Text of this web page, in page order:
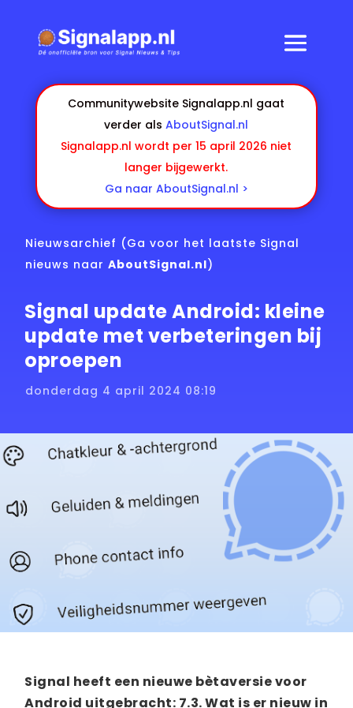
Communitywebsite Signalapp.nl gaat
verder alsAboutSignal.nl
Signalapp.nl wordt per 15 april 2026 niet
langer bijgewerkt.
Ga naar AboutSignal.nl >
Nieuwsarchief (Ga voor het laatste Signal
nieuws naarAboutSignal.nl)
Signal update Android: kleine
update met verbeteringen bij
oproepen
donderdag 4 april 2024 08:19
Signal heeft een nieuwe bètaversie voor
Android uitgebracht: 7.3. Wat is er nieuw in